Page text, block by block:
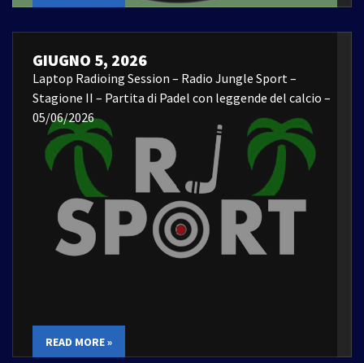
GIUGNO 5, 2026
Laptop Radioing Session – Radio Jungle Sport –
Stagione II – Partita di Padel con leggende del calcio –
05/06/2026
READ MORE »